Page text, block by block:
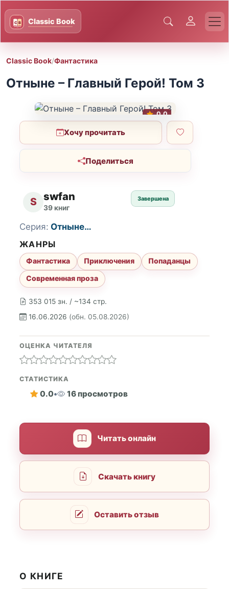
Classic Book/Фантастика
Отныне – Главный Герой! Том 3
0.0
Хочу прочитать
Поделиться
S swfan
39 книг
Завершена
353 015 зн. / ~134 стр.
16.06.2026 (обн. 05.08.2026)
Серия: Отныне…
ЖАНРЫ
Фантастика Приключения
Попаданцы
Современная проза
ОЦЕНКА ЧИТАТЕЛЯ
СТАТИСТИКА
0.0• 16 просмотров
Читать онлайн
Скачать книгу
Оставить отзыв
О КНИГЕ